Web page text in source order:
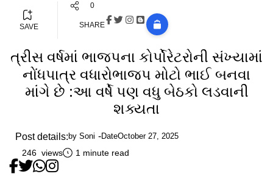
SAVE
0
SHARE
ત્રીસ વર્ષમાં ભાજપના કોર્પોરેટરોની સંખ્યામાં
નોંધપાત્ર વધારોભાજપ મોટો ભાઈ બનવા
માંગે છે :આ વર્ષે પણ વધુ બેઠકો લડવાની
શક્યતા
Post details: by Soni DateOctober 27, 2025
246 views 1 minute read